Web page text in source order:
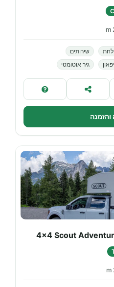
שירותים
גיר אוטומטי
והזמנה
4x4 Scout